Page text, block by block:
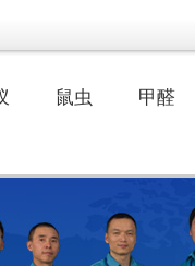
鼠虫
| 甲醛
|